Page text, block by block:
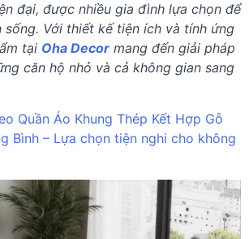
đại, được nhiều gia đình lựa chọn để
sống. Với thiết kế tiện ích và tính ứng
tại Oha Decor mang đến giải pháp
căn hộ nhỏ và cả không gian sang
Quần Áo Khung Thép Kết Hợp Gỗ
Bình – Lựa chọn tiện nghi cho không